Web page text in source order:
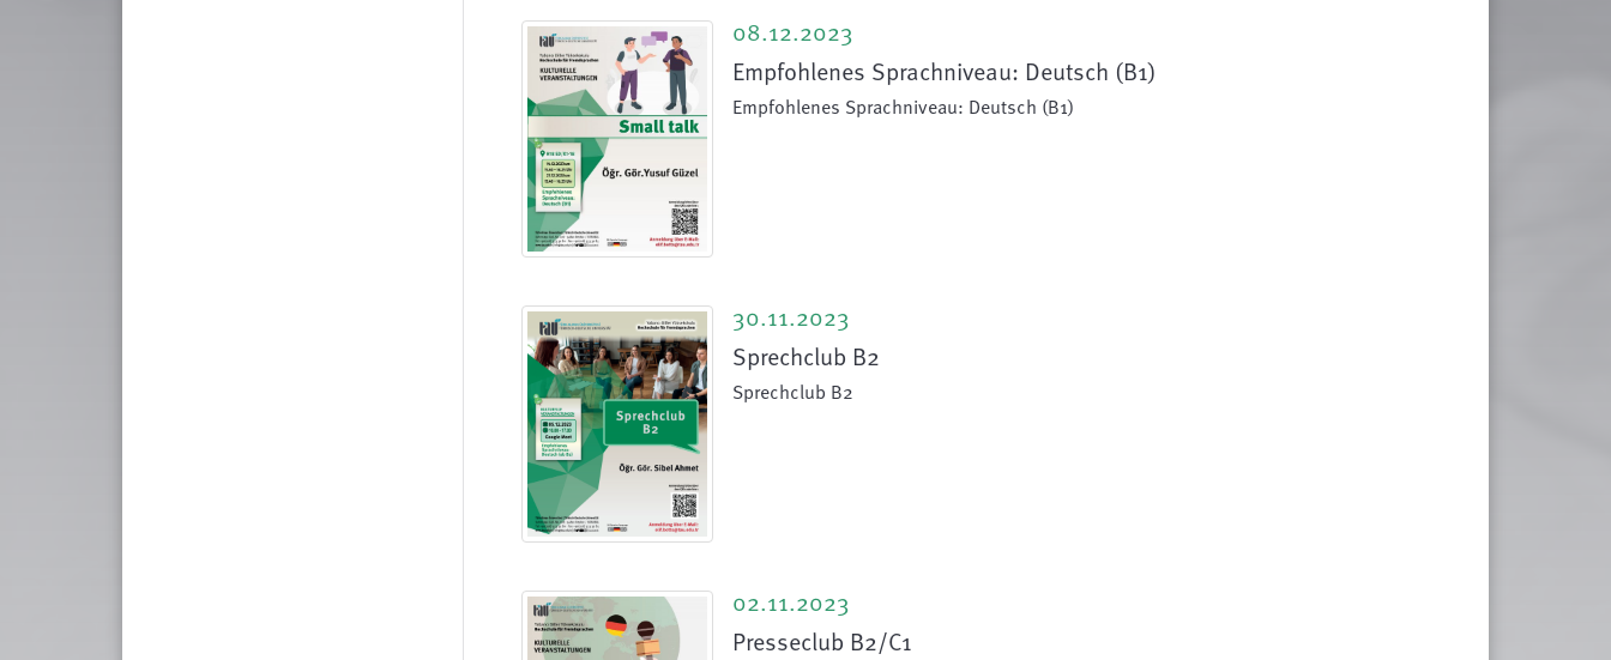
08.12.2023
Empfohlenes Sprachniveau: Deutsch (B1)
Empfohlenes Sprachniveau: Deutsch (B1)
30.11.2023
Sprechclub B2
Sprechclub B2
02.11.2023
Presseclub B2/C1